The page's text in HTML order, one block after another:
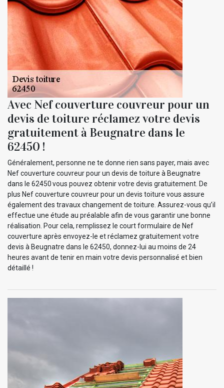
Avec Nef couverture couvreur pour un
devis de toiture réclamez votre devis
gratuitement à Beugnatre dans le
62450 !
Généralement, personne ne te donne rien sans payer, mais avec
Nef couverture couvreur pour un devis de toiture à Beugnatre
dans le 62450 vous pouvez obtenir votre devis gratuitement. De
plus Nef couverture couvreur pour un devis toiture vous assure
également des travaux changement de toiture. Assurez-vous qu’il
effectue une étude au préalable afin de vous garantir une bonne
réalisation. Pour cela, remplissez le court formulaire de Nef
couverture après envoyez-le et réclamez gratuitement votre
devis à Beugnatre dans le 62450, donnez-lui au moins de 24
heures avant de tenir en main votre devis personnalisé et bien
détaillé !